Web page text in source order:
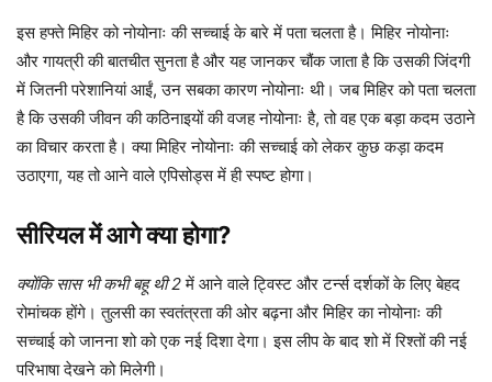
इस हफ्ते मिहिर को नोयोनाः की सच्चाई के बारे में पता चलता है। मिहिर नोयोनाः
और गायत्री की बातचीत सुनता है और यह जानकर चौंक जाता है कि उसकी जिंदगी
में जितनी परेशानियां आईं, उन सबका कारण नोयोनाः थी। जब मिहिर को पता चलता
है कि उसकी जीवन की कठिनाइयों की वजह नोयोनाः है, तो वह एक बड़ा कदम उठाने
का विचार करता है। क्या मिहिर नोयोनाः की सच्चाई को लेकर कुछ कड़ा कदम
उठाएगा, यह तो आने वाले एपिसोड्स में ही स्पष्ट होगा।
सीरियल में आगे क्या होगा?
क्योंकि सास भी कभी बहू थी 2में आने वाले ट्विस्ट और टर्न्स दर्शकों के लिए बेहद
रोमांचक होंगे। तुलसी का स्वतंत्रता की ओर बढ़ना और मिहिर का नोयोनाः की
सच्चाई को जानना शो को एक नई दिशा देगा। इस लीप के बाद शो में रिश्तों की नई
परिभाषा देखने को मिलेगी।